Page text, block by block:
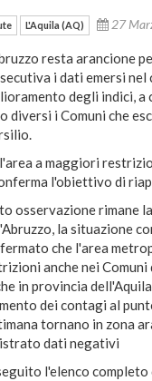
L'Aquila (AQ) 27
resta arancione
i dati emersi
degli indici, a
diversi i Comuni che
a maggiori
l'obiettivo di
osservazione rimane
la situazione
che l'area
anche nei
in provincia
dei contagi al
tornano in zona
dati negativi
l'elenco